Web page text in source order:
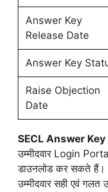
Answer Key
Release Date
Answer Key
Raise Objection
Date
SECL Answer
उम्मीदवार Login
डाउनलोड कर सकते हैं।
उम्मीदवार सही एवं गलत